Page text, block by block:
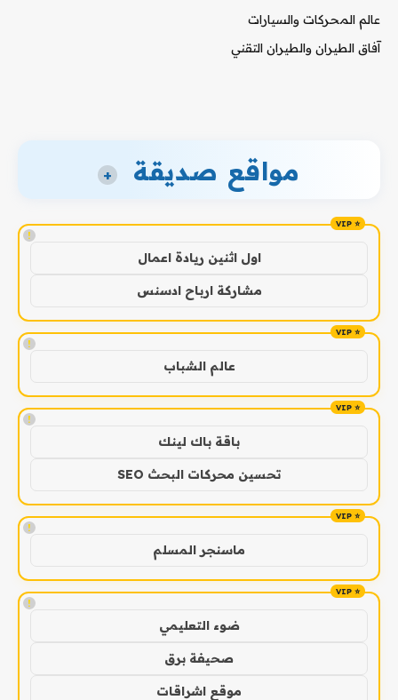
عالم المحركات والسيارات
آفاق الطيران والطيران التقني
مواقع صديقة +
!
اول اثنين ريادة اعمال
مشاركة ارباح ادسنس
!
عالم الشباب
!
باقة باك لينك
تحسين محركات البحث SEO
!
ماسنجر المسلم
!
ضوء التعليمي
صحيفة برق
موقع اشراقات